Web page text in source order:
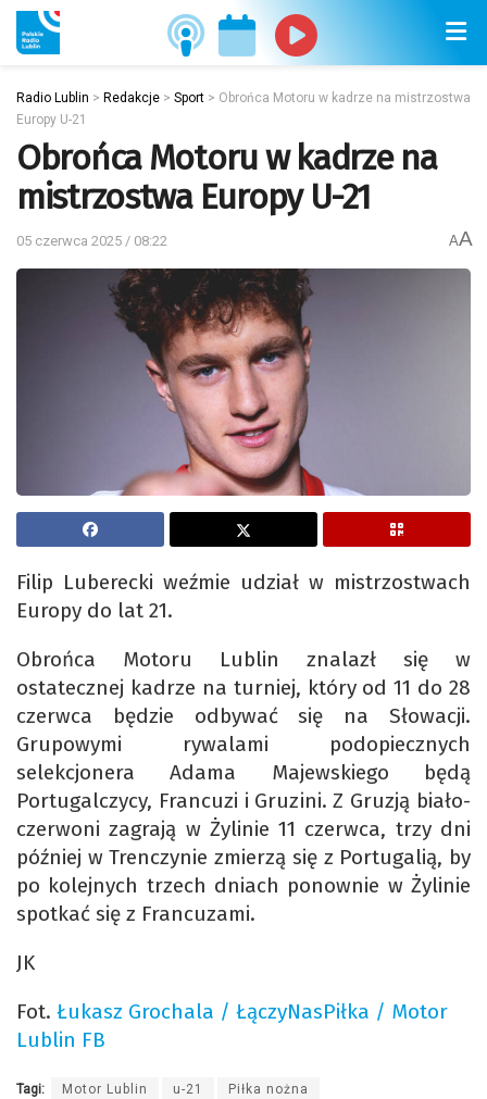
Radio Lublin > Redakcje > Sport > Obrońca Motoru w kadrze na mistrzostwa
Europy U-21
Obrońca Motoru w kadrze na
mistrzostwa Europy U-21
05 czerwca 2025 / 08:22 AA
Filip Luberecki weźmie udział w mistrzostwach
Europy do lat 21.
Obrońca Motoru Lublin znalazł się w
ostatecznej kadrze na turniej, który od 11 do 28
czerwca będzie odbywać się na Słowacji.
Grupowymi rywalami podopiecznych
selekcjonera Adama Majewskiego będą
Portugalczycy, Francuzi i Gruzini. Z Gruzją biało-
czerwoni zagrają w Żylinie 11 czerwca, trzy dni
później w Trenczynie zmierzą się z Portugalią, by
po kolejnych trzech dniach ponownie w Żylinie
spotkać się z Francuzami.
JK
Fot. Łukasz Grochala / ŁączyNasPiłka / Motor
Lublin FB
Tagi: Motor Lublin u-21 Piłka nożna